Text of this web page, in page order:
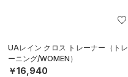
UAレイン クロス トレーナー（トレ
ーニング/WOMEN）
￥16,940